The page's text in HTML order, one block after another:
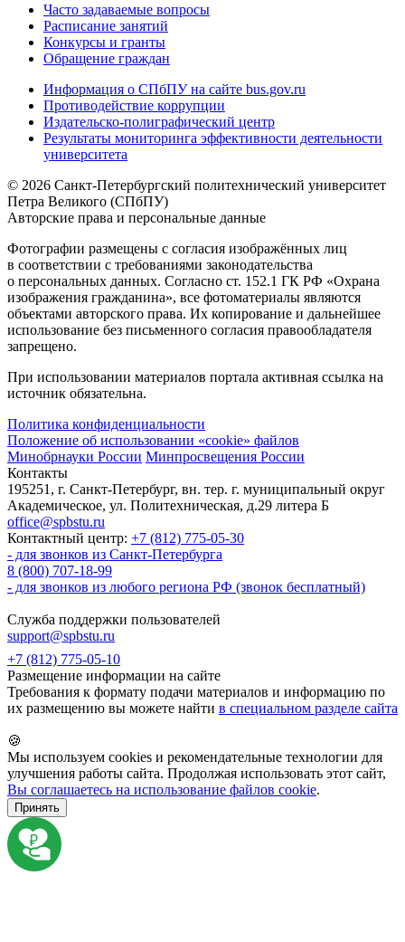
Часто задаваемые вопросы
Расписание занятий
Конкурсы и гранты
Обращение граждан
Информация о СПбПУ на сайте bus.gov.ru
Противодействие коррупции
Издательско-полиграфический центр
Результаты мониторинга эффективности деятельности
университета
© 2026 Санкт-Петербургский политехнический университет
Петра Великого (СПбПУ)
Авторские права и персональные данные
Фотографии размещены с согласия изображённых лиц
в соответствии с требованиями законодательства
о персональных данных. Согласно ст. 152.1 ГК РФ «Охрана
изображения гражданина», все фотоматериалы являются
объектами авторского права. Их копирование и дальнейшее
использование без письменного согласия правообладателя
запрещено.
При использовании материалов портала активная ссылка на
источник обязательна.
Политика конфиденциальности
Положение об использовании «cookie» файлов
Минобрнауки России Минпросвещения России
Контакты
195251, г. Санкт-Петербург, вн. тер. г. муниципальный округ
Академическое, ул. Политехническая, д.29 литера Б
office@spbstu.ru
Контактный центр: +7 (812) 775-05-30
- для звонков из Санкт-Петербурга
8 (800) 707-18-99
- для звонков из любого региона РФ (звонок бесплатный)
Служба поддержки пользователей
support@spbstu.ru
+7 (812) 775-05-10
Размещение информации на сайте
Требования к формату подачи материалов и информацию по
их размещению вы можете найти в специальном разделе сайта
🍪
Мы используем cookies и рекомендательные технологии для
улучшения работы сайта. Продолжая использовать этот сайт,
Вы соглашаетесь на использование файлов cookie.
Принять